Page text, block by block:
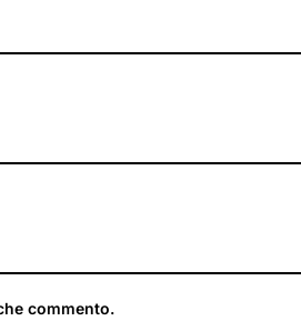
commento.